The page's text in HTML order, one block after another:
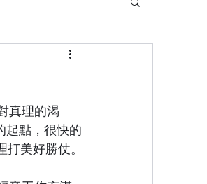
起點，很快的
美好勝仗。